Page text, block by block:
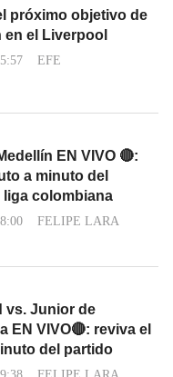
próximo objetivo de
el Liverpool
EFE
EN VIVO 🔴:
a minuto del
colombiana
FELIPE LARA
vs. Junior de
EN VIVO🔴: reviva el
del partido